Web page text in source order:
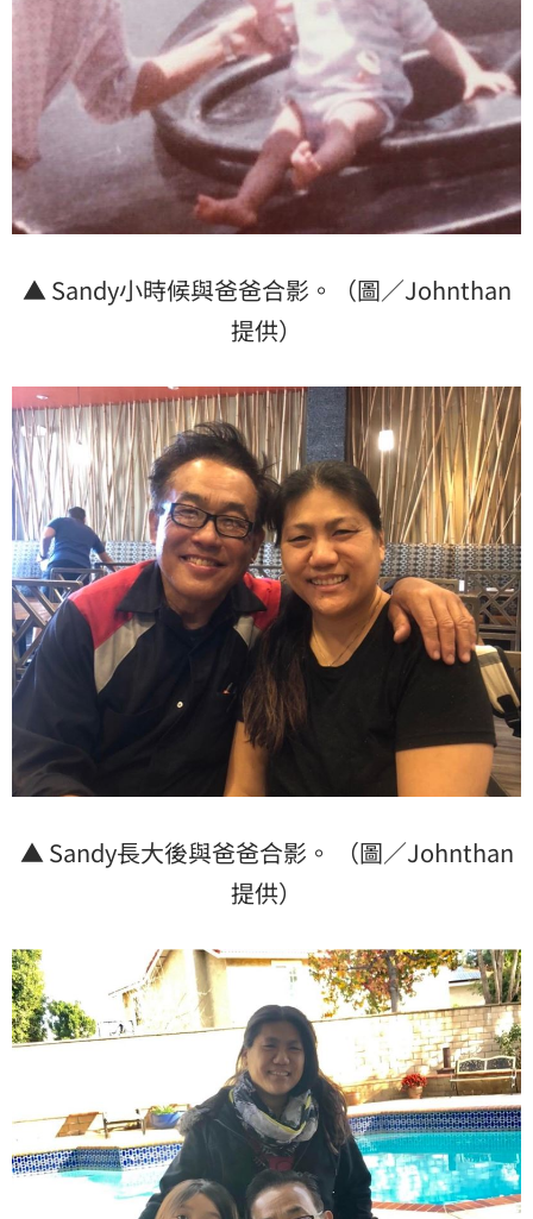
▲ Sandy小時候與爸爸合影。（圖／Johnthan
提供）
▲ Sandy長大後與爸爸合影。 （圖／Johnthan
提供）